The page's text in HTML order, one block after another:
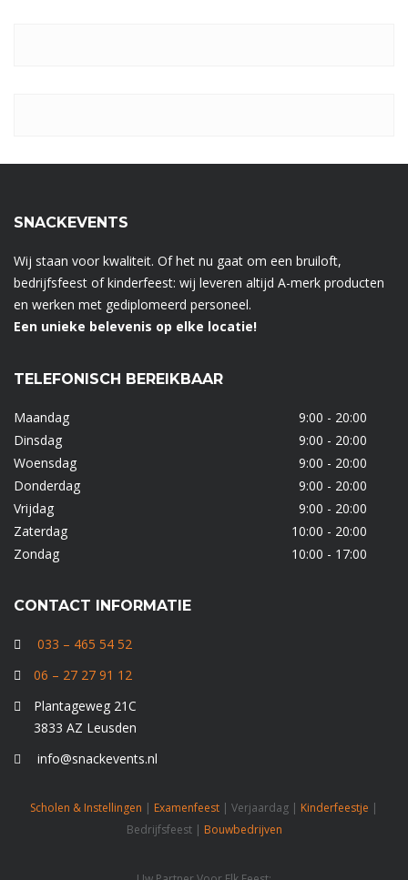
SNACKEVENTS
Wij staan voor kwaliteit. Of het nu gaat om een bruiloft,
bedrijfsfeest of kinderfeest: wij leveren altijd A-merk producten
en werken met gediplomeerd personeel.
Een unieke belevenis op elke locatie!
TELEFONISCH BEREIKBAAR
Maandag
9:00 - 20:00
Dinsdag
9:00 - 20:00
Woensdag
9:00 - 20:00
Donderdag
9:00 - 20:00
Vrijdag
9:00 - 20:00
Zaterdag
10:00 - 20:00
Zondag
10:00 - 17:00
CONTACT INFORMATIE
033 – 465 54 52
06 – 27 27 91 12
Plantageweg 21C
3833 AZ Leusden
info@snackevents.nl
Scholen & Instellingen | Examenfeest | Verjaardag | Kinderfeestje |
Bedrijfsfeest | Bouwbedrijven